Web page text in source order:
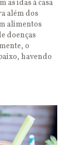
as idas à casa
além dos
alimentos
doenças
o
havendo